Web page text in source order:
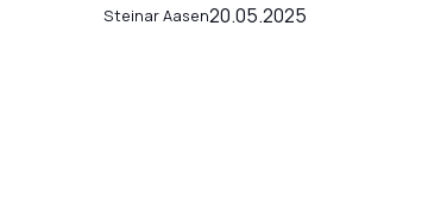
Steinar Aasen20.05.2025